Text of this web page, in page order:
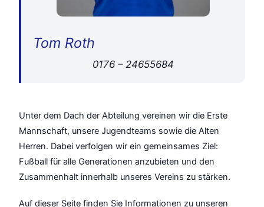
Tom Roth
0176 – 24655684
Unter dem Dach der Abteilung vereinen wir die Erste
Mannschaft, unsere Jugendteams sowie die Alten
Herren. Dabei verfolgen wir ein gemeinsames Ziel:
Fußball für alle Generationen anzubieten und den
Zusammenhalt innerhalb unseres Vereins zu stärken.
Auf dieser Seite finden Sie Informationen zu unseren